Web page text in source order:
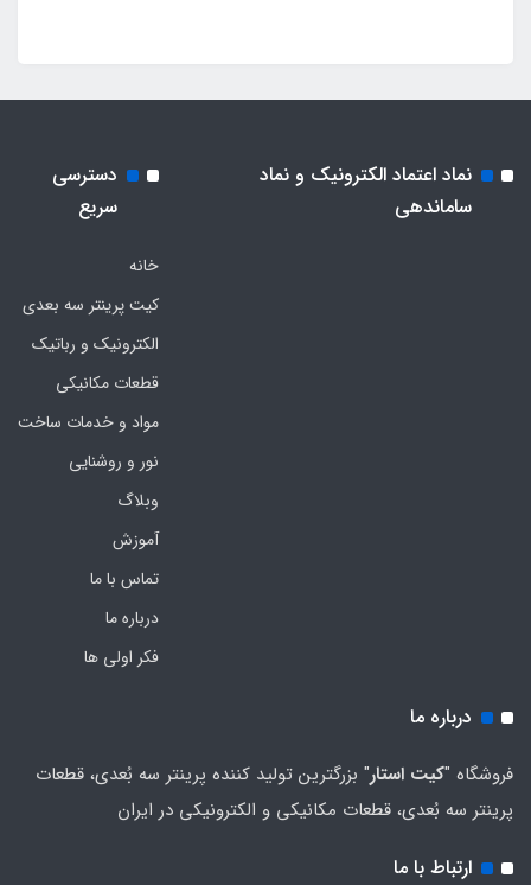
نماد اعتماد الکترونیک و نماد
ساماندهی
دسترسی
سریع
خانه
کیت پرینتر سه بعدی
الکترونیک و رباتیک
قطعات مکانیکی
مواد و خدمات ساخت
نور و روشنایی
وبلاگ
آموزش
تماس با ما
درباره ما
فکر اولی ها
درباره ما
فروشگاه "کیت استار" بزرگترین تولید کننده پرینتر سه بُعدی، قطعات
پرینتر سه بُعدی، قطعات مکانیکی و الکترونیکی در ایران
ارتباط با ما